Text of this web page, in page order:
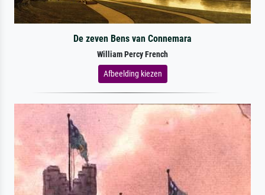
De zeven Bens van Connemara
William Percy French
Afbeelding kiezen